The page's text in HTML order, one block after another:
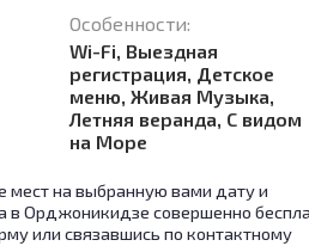
Особенности:
Wi-Fi, Выездная
регистрация, Детское
меню, Живая Музыка,
Летняя веранда, С видом
на Море
мест на выбранную вами дату и
в Орджоникидзе совершенно
или связавшись по контактному